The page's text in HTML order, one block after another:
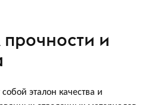
и
эталон качества и